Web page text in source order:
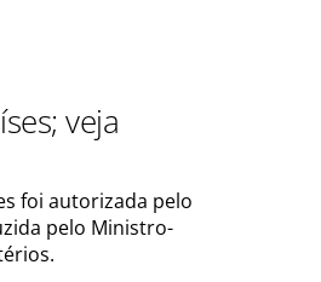
veja
foi autorizada pelo
pelo Ministro-